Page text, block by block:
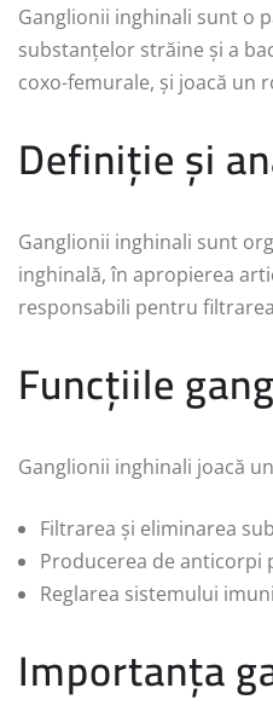
Ganglionii inghinali sunt o
substanțelor străine și a
coxo-femurale, și joacă un
Definiție și
Ganglionii inghinali sunt
inghinală, în apropierea
responsabili pentru
Funcțiile
Ganglionii inghinali joacă
Filtrarea și eliminarea
Producerea de
Reglarea sistemului
Importanța